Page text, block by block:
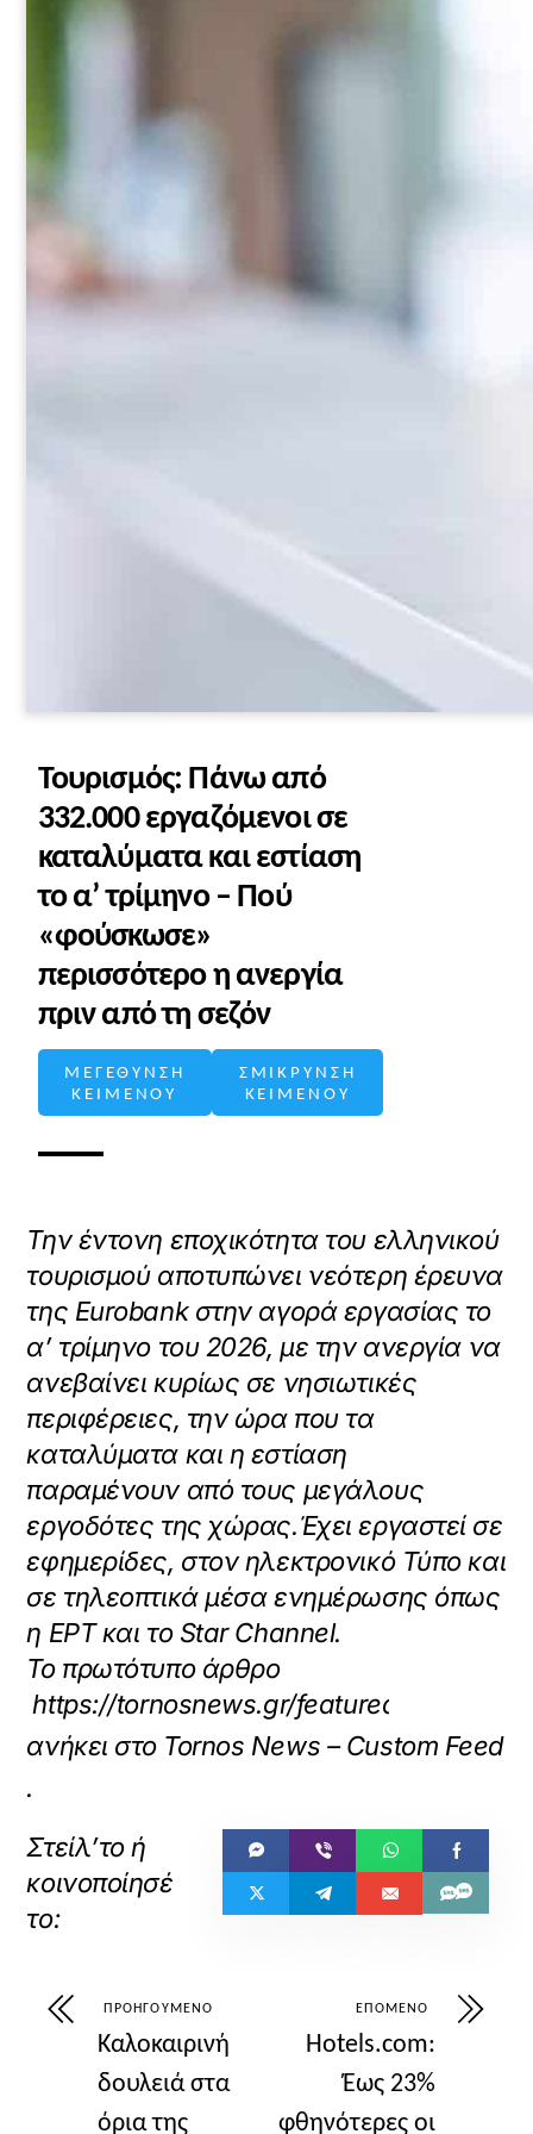
Τουρισμός: Πάνω από
332.000 εργαζόμενοι σε
καταλύματα και εστίαση
το α’ τρίμηνο – Πού
«φούσκωσε»
περισσότερο η ανεργία
πριν από τη σεζόν
ΜΕΓΕΘΥΝΣΗ
ΚΕΙΜΕΝΟΥ
ΣΜΙΚΡΥΝΣΗ
ΚΕΙΜΕΝΟΥ
Την έντονη εποχικότητα του ελληνικού
τουρισμού αποτυπώνει νεότερη έρευνα
της Eurobank στην αγορά εργασίας το
α’ τρίμηνο του 2026, με την ανεργία να
ανεβαίνει κυρίως σε νησιωτικές
περιφέρειες, την ώρα που τα
καταλύματα και η εστίαση
παραμένουν από τους μεγάλους
εργοδότες της χώρας.Έχει εργαστεί σε
εφημερίδες, στον ηλεκτρονικό Τύπο και
σε τηλεοπτικά μέσα ενημέρωσης όπως
η ΕΡΤ και το Star Channel.
Το πρωτότυπο άρθρο
https://tornosnews.gr/featured/
ανήκει στο Tornos News – Custom Feed
.
ΠΡΟΗΓΟΎΜΕΝΟ
Καλοκαιρινή
δουλειά στα
όρια της
ΕΠΌΜΕΝΟ
Hotels.com:
Έως 23%
φθηνότερες οι